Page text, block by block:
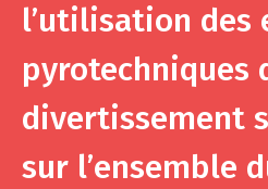
l’utilisation des
pyrotechniques
divertissement
sur l’ensemble